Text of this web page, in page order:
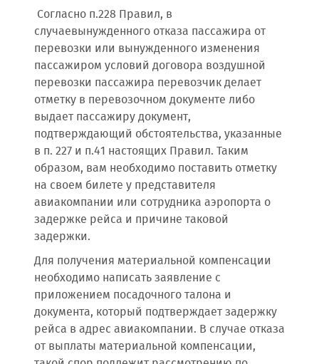
Согласно п.228 Правил, в
случаевынужденного отказа пассажира от
перевозки или вынужденного изменения
пассажиром условий договора воздушной
перевозки пассажира перевозчик делает
отметку в перевозочном документе либо
выдает пассажиру документ,
подтверждающий обстоятельства, указанные
в п. 227 и п.41 настоящих Правил. Таким
образом, вам необходимо поставить отметку
на своем билете у представителя
авиакомпании или сотрудника аэропорта о
задержке рейса и причине таковой
задержки.
Для получения материальной компенсации
необходимо написать заявление с
приложением посадочного талона и
документа, который подтверждает задержку
рейса в адрес авиакомпании. В случае отказа
от выплаты материальной компенсации,